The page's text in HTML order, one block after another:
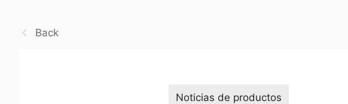
Back
Noticias de productos